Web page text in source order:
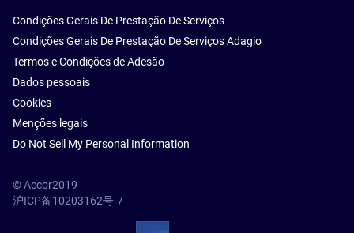
Condições Gerais De Prestação De Serviços
Condições Gerais De Prestação De Serviços Adagio
Termos e Condições de Adesão
Dados pessoais
Cookies
Menções legais
Do Not Sell My Personal Information
© Accor2019
沪ICP备10203162号-7